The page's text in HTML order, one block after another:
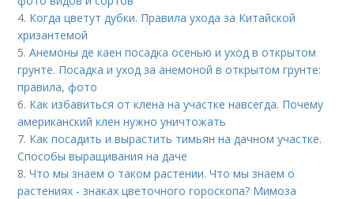
4. Когда цветут дубки. Правила ухода за Китайской
хризантемой
5.Анемоны де каен посадка осенью и уход в открытом
грунте. Посадка и уход за анемоной в открытом грунте:
правила, фото
6. Как избавиться от клена на участке навсегда. Почему
американский клен нужно уничтожать
7. Как посадить и вырастить тимьян на дачном участке.
Способы выращивания на даче
8.Что мы знаем о таком растении. Что мы знаем о
растениях - знаках цветочного гороскопа? Мимоза